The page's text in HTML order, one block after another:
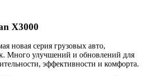
X3000
новая серия грузовых авто,
Много улучшений и обновлений для
эффективности и комфорта.